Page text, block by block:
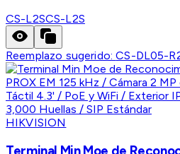
CS-L2SCS-L2S
Reemplazo sugerido:CS-DL05-
HIKVISION